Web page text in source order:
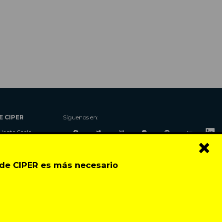
CIPER es más necesario
×
CIPER
Socio
Contacto
Síguenos en: